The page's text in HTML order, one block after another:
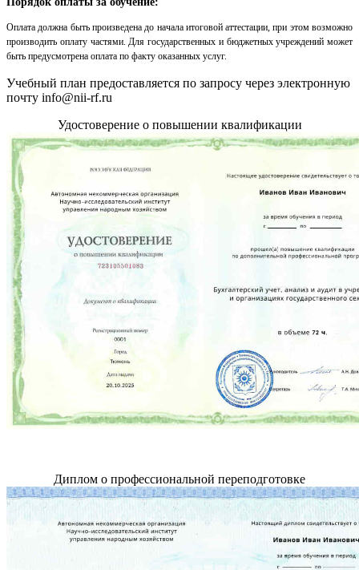
Оплата должна быть произведена до начала итоговой аттестации, при этом возможно
производить оплату частями. Для государственных и бюджетных учреждений может
быть предусмотрена оплата по факту оказанных услуг.
Учебный план предоставляется по запросу через электронную
почту info@nii-rf.ru
Удостоверение о повышении квалификации
Диплом о профессиональной переподготовке